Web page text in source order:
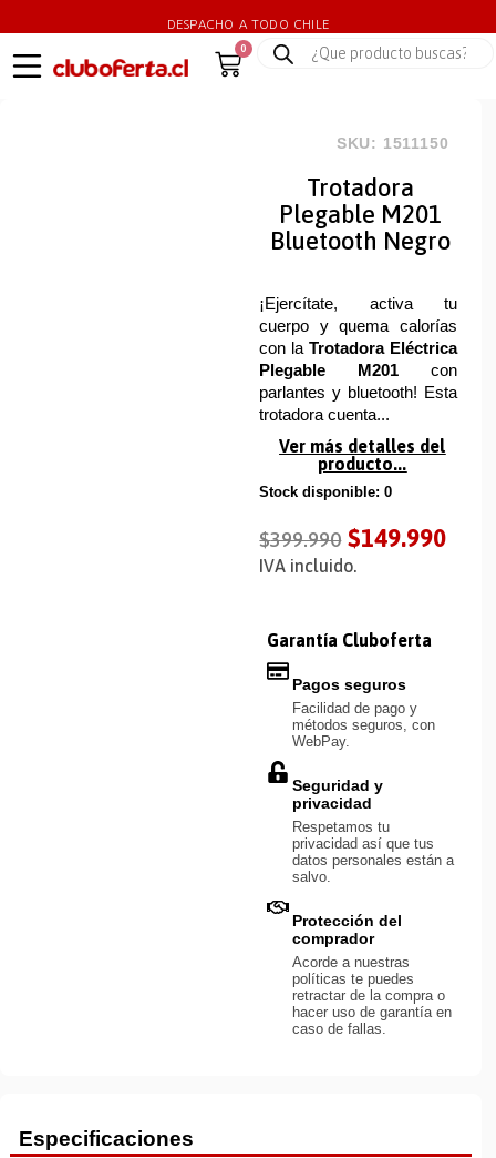
DESPACHO A TODO CHILE
0
SKU: 1511150
Trotadora
Plegable M201
Bluetooth Negro
¡Ejercítate, activa tu
cuerpo y quema calorías
con laTrotadora Eléctrica
Plegable M201 con
parlantes y bluetooth! Esta
trotadora cuenta...
Ver más detalles del
producto...
Stock disponible: 0
$399.990 $149.990
IVA incluido.
Garantía Cluboferta
Pagos seguros
Facilidad de pago y
métodos seguros, con
WebPay.
Seguridad y
privacidad
Respetamos tu
privacidad así que tus
datos personales están a
salvo.
Protección del
comprador
Acorde a nuestras
políticas te puedes
retractar de la compra o
hacer uso de garantía en
caso de fallas.
Especificaciones